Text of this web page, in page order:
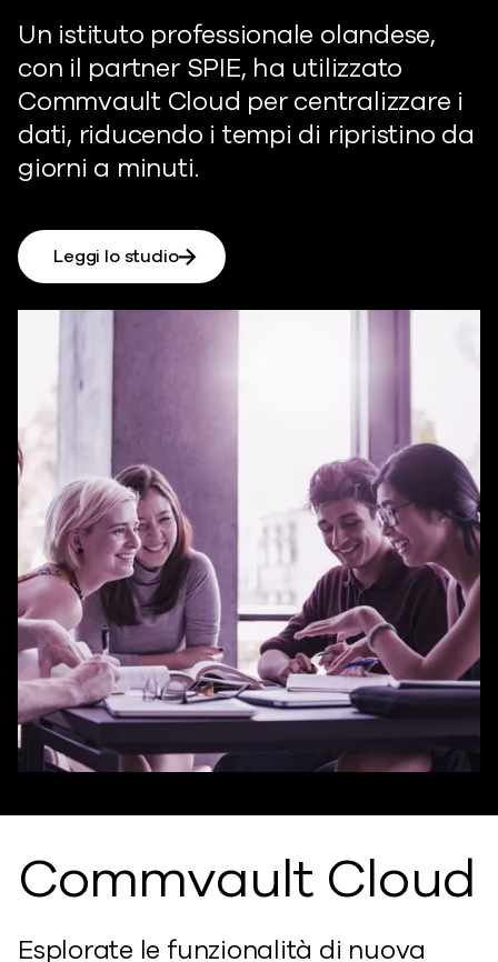
Un istituto professionale olandese,
con il partner SPIE, ha utilizzato
Commvault Cloud per centralizzare i
dati, riducendo i tempi di ripristino da
giorni a minuti.
Leggi lo studio
Commvault Cloud
Esplorate le funzionalità di nuova